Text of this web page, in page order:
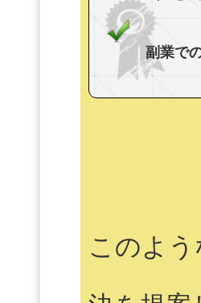
副業で
このよ